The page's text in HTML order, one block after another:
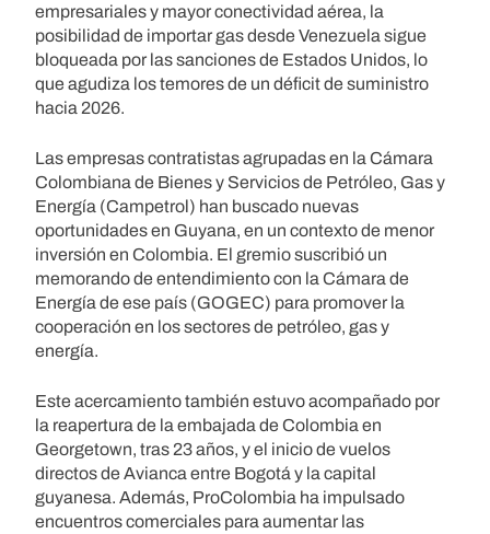
empresariales y mayor conectividad aérea, la
posibilidad de importar gas desde Venezuela sigue
bloqueada por las sanciones de Estados Unidos, lo
que agudiza los temores de un déficit de suministro
hacia 2026.
Las empresas contratistas agrupadas en la Cámara
Colombiana de Bienes y Servicios de Petróleo, Gas y
Energía (Campetrol) han buscado nuevas
oportunidades en Guyana, en un contexto de menor
inversión en Colombia. El gremio suscribió un
memorando de entendimiento con la Cámara de
Energía de ese país (GOGEC) para promover la
cooperación en los sectores de petróleo, gas y
energía.
Este acercamiento también estuvo acompañado por
la reapertura de la embajada de Colombia en
Georgetown, tras 23 años, y el inicio de vuelos
directos de Avianca entre Bogotá y la capital
guyanesa. Además, ProColombia ha impulsado
encuentros comerciales para aumentar las